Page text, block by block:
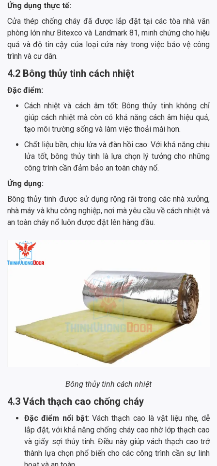
Ứng dụng thực tế:
Cửa thép chống cháy đã được lắp đặt tại các tòa nhà văn
phòng lớn như Bitexco và Landmark 81, minh chứng cho hiệu
quả và độ tin cậy của loại cửa này trong việc bảo vệ công
trình và cư dân.
4.2 Bông thủy tinh cách nhiệt
Đặc điểm:
Cách nhiệt và cách âm tốt: Bông thủy tinh không chỉ
giúp cách nhiệt mà còn có khả năng cách âm hiệu quả,
tạo môi trường sống và làm việc thoải mái hơn.
Chất liệu bền, chịu lửa và đàn hồi cao: Với khả năng chịu
lửa tốt, bông thủy tinh là lựa chọn lý tưởng cho những
công trình cần đảm bảo an toàn cháy nổ.
Ứng dụng:
Bông thủy tinh được sử dụng rộng rãi trong các nhà xưởng,
nhà máy và khu công nghiệp, nơi mà yêu cầu về cách nhiệt và
an toàn cháy nổ luôn được đặt lên hàng đầu.
Bông thủy tinh cách nhiệt
4.3 Vách thạch cao chống cháy
Đặc điểm nổi bật: Vách thạch cao là vật liệu nhẹ, dễ
lắp đặt, với khả năng chống cháy cao nhờ lớp thạch cao
và giấy sợi thủy tinh. Điều này giúp vách thạch cao trở
thành lựa chọn phổ biến cho các công trình cần sự linh